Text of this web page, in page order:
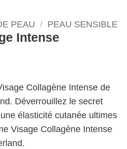
PEAU / PEAU SENSIBLE
Intense
Collagène Intense de
Déverrouillez le secret
élasticité cutanée ultimes
Visage Collagène Intense